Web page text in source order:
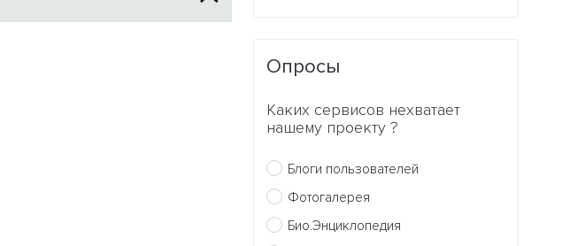
Опросы
Каких сервисов нехватает
нашему проекту ?
Блоги пользователей
Фотогалерея
Био.Энциклопедия